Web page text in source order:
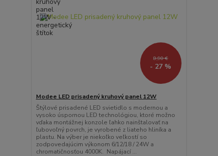
8,90 €
- 27 %
Modee LED prisadený kruhový panel 12W
Štýlové prisadené LED svietidlo s modernou a
vysoko úspornou LED technológiou, ktoré možno
vďaka montážnej konzole ľahko nainštalovať na
ľubovoľný povrch, je vyrobené z liateho hliníka a
plastu. Na výber je niekoľko veľkostí so
zodpovedajúcim výkonom 6/12/18 / 24W a
chromatičnosťou 4000K. Napájací ...